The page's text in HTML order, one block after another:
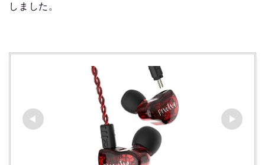
しました。